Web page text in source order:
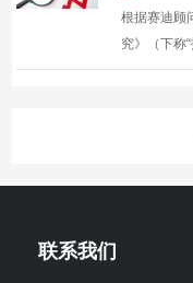
根据赛迪顾
究》（下称
千亿县域突
联系我们